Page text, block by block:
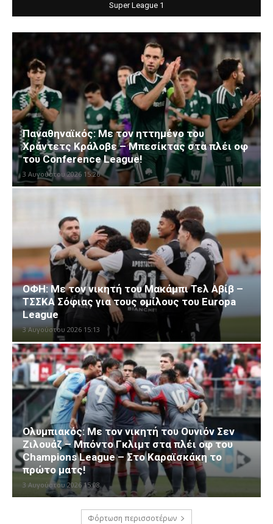
Super League 1
Παναθηναϊκός: Με τον ηττημένο του
Χράντετς Κράλοβε – Μπεσίκτας στα πλέι οφ
του Conference League!
3 Αυγούστου 2026 15:26
ΟΦΗ: Με τον νικητή του Μακάμπι Τελ Αβίβ –
ΤΣΣΚΑ Σόφιας για τους ομίλους του Europa
League
3 Αυγούστου 2026 15:13
Ολυμπιακός: Με τον νικητή του Ουνιόν Σεν
Ζιλουάζ – Μπόντο Γκλιμτ στα πλέι οφ του
Champions League – Στο Καραϊσκάκη το
πρώτο ματς!
3 Αυγούστου 2026 15:08
Φόρτωση περισσοτέρων